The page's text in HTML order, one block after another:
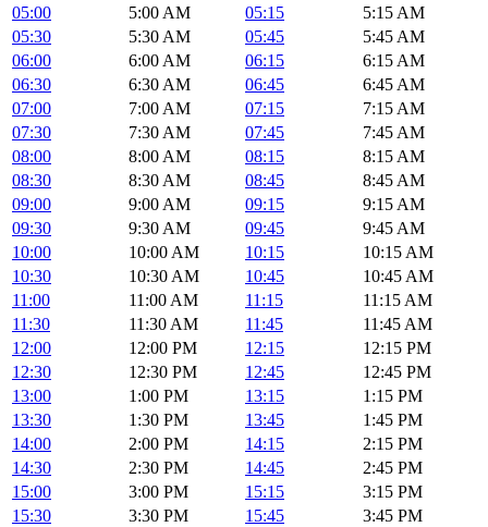
05:00
5:00 AM 05:15
5:15 AM
05:30
5:30 AM 05:45
5:45 AM
06:00
6:00 AM 06:15
6:15 AM
06:30
6:30 AM 06:45
6:45 AM
07:00
7:00 AM 07:15
7:15 AM
07:30
7:30 AM 07:45
7:45 AM
08:00
8:00 AM 08:15
8:15 AM
08:30
8:30 AM 08:45
8:45 AM
09:00
9:00 AM 09:15
9:15 AM
09:30
9:30 AM 09:45
9:45 AM
10:00
10:00 AM 10:15
10:15 AM
10:30
10:30 AM 10:45
10:45 AM
11:00
11:00 AM 11:15
11:15 AM
11:30
11:30 AM 11:45
11:45 AM
12:00
12:00 PM 12:15
12:15 PM
12:30
12:30 PM 12:45
12:45 PM
13:00
1:00 PM 13:15
1:15 PM
13:30
1:30 PM 13:45
1:45 PM
14:00
2:00 PM 14:15
2:15 PM
14:30
2:30 PM 14:45
2:45 PM
15:00
3:00 PM 15:15
3:15 PM
15:30
3:30 PM 15:45
3:45 PM